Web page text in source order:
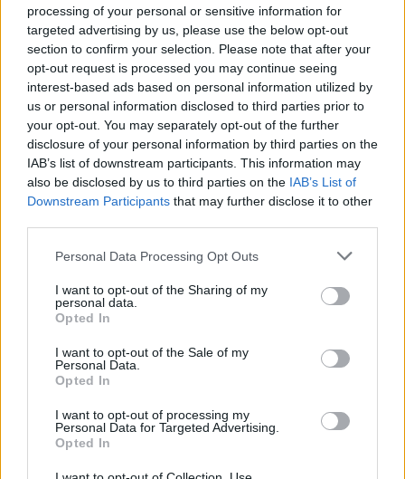
processing of your personal or sensitive information for
targeted advertising by us, please use the below opt-out
section to confirm your selection. Please note that after your
opt-out request is processed you may continue seeing
interest-based ads based on personal information utilized by
us or personal information disclosed to third parties prior to
your opt-out. You may separately opt-out of the further
disclosure of your personal information by third parties on the
IAB’s list of downstream participants. This information may
also be disclosed by us to third parties on the IAB’s List of
Downstream Participants that may further disclose it to other
Please note that this website/app uses one or more Google
not limited to your visit or usage behaviour. You may click to
grant or deny consent to Google and its third-party tags to
use your data for below specified purposes in below Google
consent section.
Personal Data Processing Opt Outs
I want to opt-out of the Sharing of my
personal data.
Opted In
I want to opt-out of the Sale of my
Personal Data.
Opted In
I want to opt-out of processing my
Personal Data for Targeted Advertising.
Opted In
Ieva Adamss: “Ja jūs
turpināsiet nemīlēt vīru un
dot, jums būs vēzis”
LASĪTĀKIE
pēc 45 gadu vecuma nevajadzētu pārlieku
Armands
visi Latvijā ir muļķi?”
TESTS.
Tikai cilvēki ar laucinieka DNS
spēs iegūt 80% šajā lauku gudrību testā
Vaidarbs no 9.00 līdz 17.00 jūs tracina?